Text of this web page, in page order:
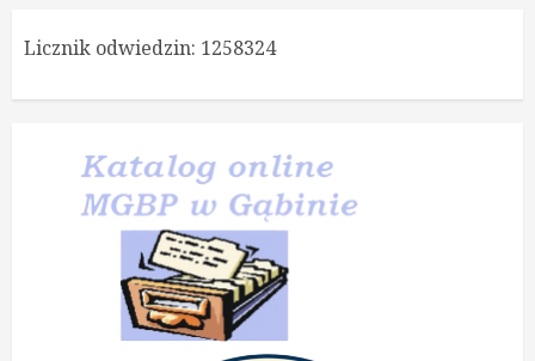
Licznik odwiedzin: 1258324